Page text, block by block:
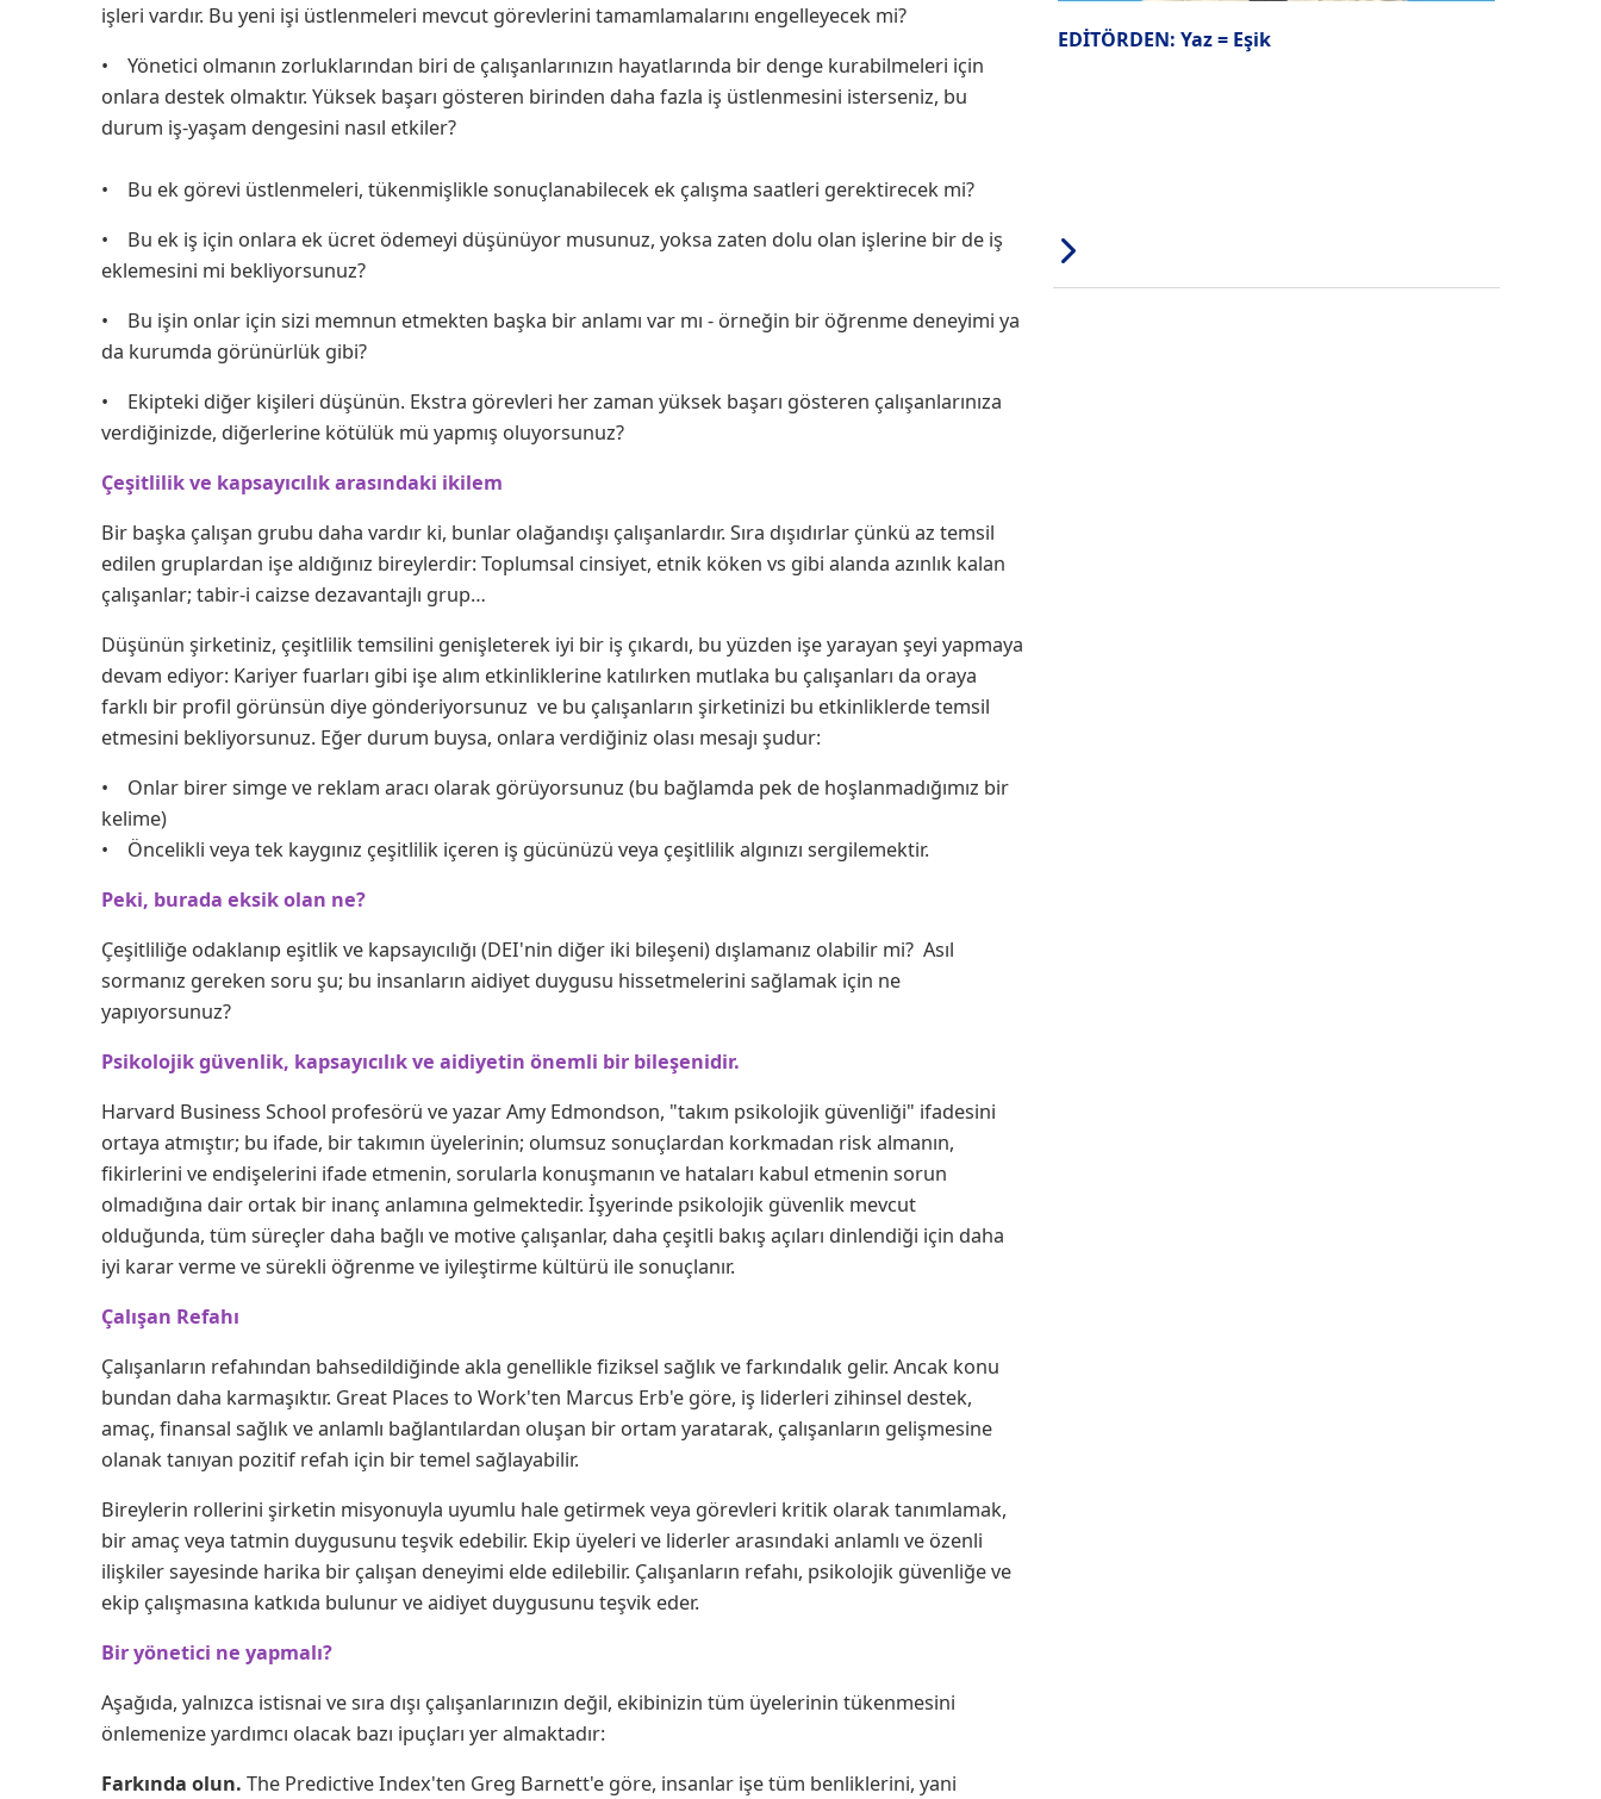
işleri vardır. Bu yeni işi üstlenmeleri mevcut görevlerini tamamlamalarını engelleyecek mi?
• Yönetici olmanın zorluklarından biri de çalışanlarınızın hayatlarında bir denge kurabilmeleri için
onlara destek olmaktır. Yüksek başarı gösteren birinden daha fazla iş üstlenmesini isterseniz, bu
durum iş-yaşam dengesini nasıl etkiler?
• Bu ek görevi üstlenmeleri, tükenmişlikle sonuçlanabilecek ek çalışma saatleri gerektirecek mi?
• Bu ek iş için onlara ek ücret ödemeyi düşünüyor musunuz, yoksa zaten dolu olan işlerine bir de iş
eklemesini mi bekliyorsunuz?
• Bu işin onlar için sizi memnun etmekten başka bir anlamı var mı - örneğin bir öğrenme deneyimi ya
da kurumda görünürlük gibi?
• Ekipteki diğer kişileri düşünün. Ekstra görevleri her zaman yüksek başarı gösteren çalışanlarınıza
verdiğinizde, diğerlerine kötülük mü yapmış oluyorsunuz?
Çeşitlilik ve kapsayıcılık arasındaki ikilem
Bir başka çalışan grubu daha vardır ki, bunlar olağandışı çalışanlardır. Sıra dışıdırlar çünkü az temsil
edilen gruplardan işe aldığınız bireylerdir: Toplumsal cinsiyet, etnik köken vs gibi alanda azınlık kalan
çalışanlar; tabir-i caizse dezavantajlı grup…
Düşünün şirketiniz, çeşitlilik temsilini genişleterek iyi bir iş çıkardı, bu yüzden işe yarayan şeyi yapmaya
devam ediyor: Kariyer fuarları gibi işe alım etkinliklerine katılırken mutlaka bu çalışanları da oraya
farklı bir profil görünsün diye gönderiyorsunuz ve bu çalışanların şirketinizi bu etkinliklerde temsil
etmesini bekliyorsunuz. Eğer durum buysa, onlara verdiğiniz olası mesajı şudur:
• Onlar birer simge ve reklam aracı olarak görüyorsunuz (bu bağlamda pek de hoşlanmadığımız bir
kelime)
• Öncelikli veya tek kaygınız çeşitlilik içeren iş gücünüzü veya çeşitlilik algınızı sergilemektir.
Peki, burada eksik olan ne?
Çeşitliliğe odaklanıp eşitlik ve kapsayıcılığı (DEI'nin diğer iki bileşeni) dışlamanız olabilir mi? Asıl
sormanız gereken soru şu; bu insanların aidiyet duygusu hissetmelerini sağlamak için ne
yapıyorsunuz?
Psikolojik güvenlik, kapsayıcılık ve aidiyetin önemli bir bileşenidir.
Harvard Business School profesörü ve yazar Amy Edmondson, "takım psikolojik güvenliği" ifadesini
ortaya atmıştır; bu ifade, bir takımın üyelerinin; olumsuz sonuçlardan korkmadan risk almanın,
fikirlerini ve endişelerini ifade etmenin, sorularla konuşmanın ve hataları kabul etmenin sorun
olmadığına dair ortak bir inanç anlamına gelmektedir. İşyerinde psikolojik güvenlik mevcut
olduğunda, tüm süreçler daha bağlı ve motive çalışanlar, daha çeşitli bakış açıları dinlendiği için daha
iyi karar verme ve sürekli öğrenme ve iyileştirme kültürü ile sonuçlanır.
Çalışan Refahı
Çalışanların refahından bahsedildiğinde akla genellikle fiziksel sağlık ve farkındalık gelir. Ancak konu
bundan daha karmaşıktır. Great Places to Work'ten Marcus Erb'e göre, iş liderleri zihinsel destek,
amaç, finansal sağlık ve anlamlı bağlantılardan oluşan bir ortam yaratarak, çalışanların gelişmesine
olanak tanıyan pozitif refah için bir temel sağlayabilir.
Bireylerin rollerini şirketin misyonuyla uyumlu hale getirmek veya görevleri kritik olarak tanımlamak,
bir amaç veya tatmin duygusunu teşvik edebilir. Ekip üyeleri ve liderler arasındaki anlamlı ve özenli
ilişkiler sayesinde harika bir çalışan deneyimi elde edilebilir. Çalışanların refahı, psikolojik güvenliğe ve
ekip çalışmasına katkıda bulunur ve aidiyet duygusunu teşvik eder.
Bir yönetici ne yapmalı?
Aşağıda, yalnızca istisnai ve sıra dışı çalışanlarınızın değil, ekibinizin tüm üyelerinin tükenmesini
önlemenize yardımcı olacak bazı ipuçları yer almaktadır:
Farkında olun. The Predictive Index'ten Greg Barnett'e göre, insanlar işe tüm benliklerini, yani
EDİTÖRDEN: Yaz = Eşik